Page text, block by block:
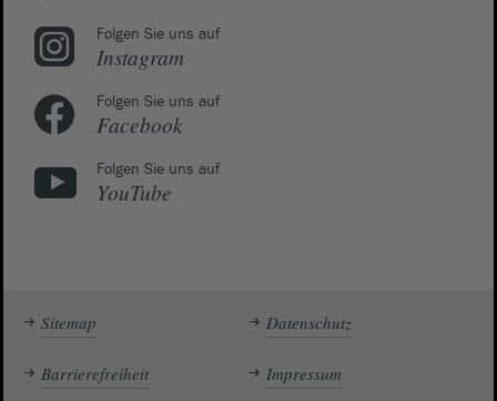
Folgen Sie uns auf
Instagram
Folgen Sie uns auf
Facebook
Folgen Sie uns auf
YouTube
Sitemap Datenschutz
Barrierefreiheit Impressum